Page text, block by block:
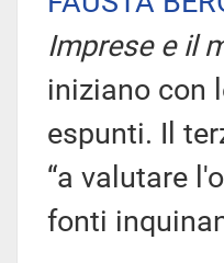
Imprese e il
iniziano con
espunti. Il
“a valutare
fonti